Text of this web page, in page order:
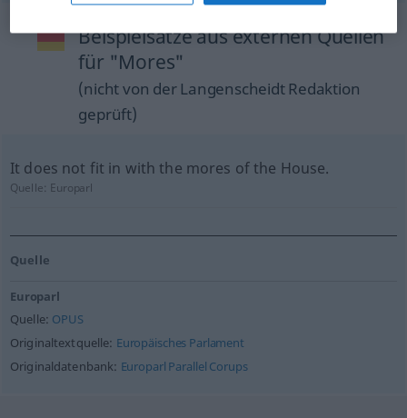
Beispielsätze aus externen Quellen
für "Mores"
(nicht von der Langenscheidt Redaktion
geprüft)
It does not fit in with the mores of the House.
Quelle: Europarl
Quelle
Europarl
Quelle: OPUS
Originaltextquelle: Europäisches Parlament
Originaldatenbank: Europarl Parallel Corups